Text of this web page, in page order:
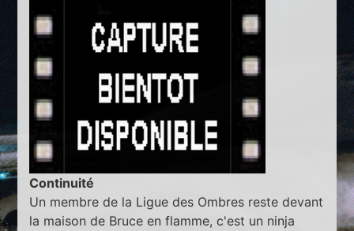
Continuité
Un membre de la Ligue des Ombres reste devant
la maison de Bruce en flamme, c'est un ninja